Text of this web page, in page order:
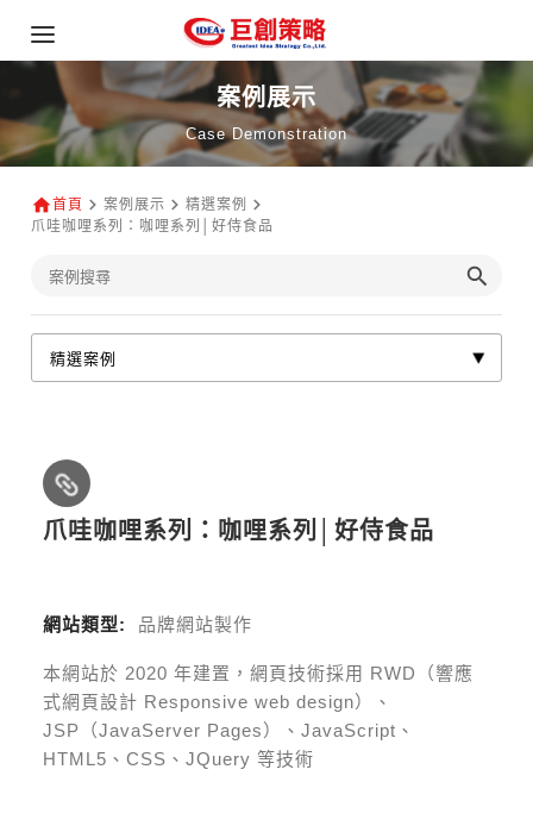
案例展示
Case Demonstration
首頁 案例展示
精選案例
爪哇咖哩系列：咖哩系列│好侍食品
爪哇咖哩系列：咖哩系列│好侍食品
網站類型: 品牌網站製作
本網站於 2020 年建置，網頁技術採用 RWD（響應
式網頁設計 Responsive web design）、
JSP（JavaServer Pages）、JavaScript、
HTML5、CSS、JQuery 等技術